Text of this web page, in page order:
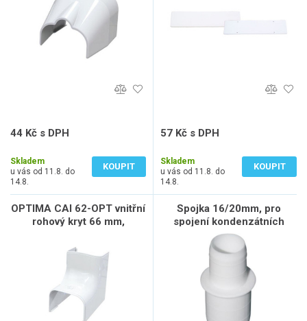
44 Kč s DPH
Skladem
u vás od 11.8. do
14.8.
KOUPIT
57 Kč s DPH
Skladem
u vás od 11.8. do
14.8.
KOUPIT
OPTIMA CAI 62-OPT vnitřní
rohový kryt 66 mm,
Spojka 16/20mm, pro
spojení kondenzátních
hadic, bílá